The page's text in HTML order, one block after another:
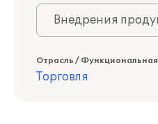
Внедрения
Отрасль /
Торговля